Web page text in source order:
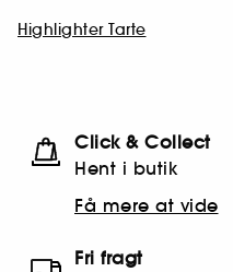
Highlighter Tarte
Click & Collect
Hent i butik
Få mere at vide
Fri fragt